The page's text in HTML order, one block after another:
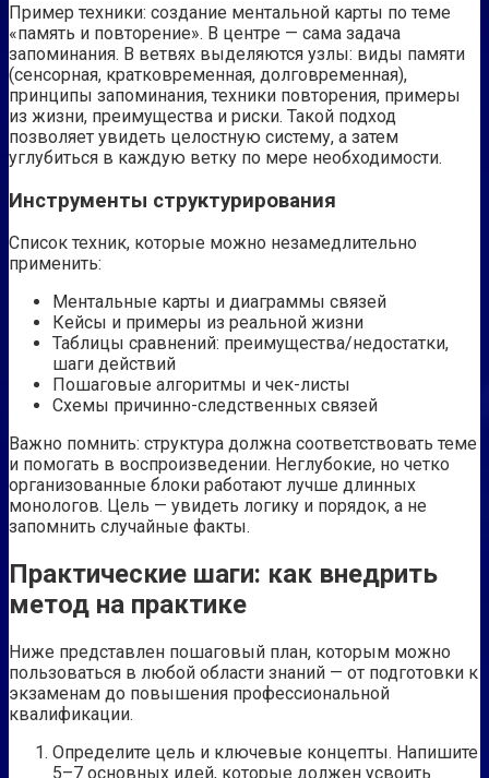
Пример техники: создание ментальной карты по теме
«память и повторение». В центре — сама задача
запоминания. В ветвях выделяются узлы: виды памяти
(сенсорная, кратковременная, долговременная),
принципы запоминания, техники повторения, примеры
из жизни, преимущества и риски. Такой подход
позволяет увидеть целостную систему, а затем
углубиться в каждую ветку по мере необходимости.
Инструменты структурирования
Список техник, которые можно незамедлительно
применить:
Ментальные карты и диаграммы связей
Кейсы и примеры из реальной жизни
Таблицы сравнений: преимущества/недостатки,
шаги действий
Пошаговые алгоритмы и чек-листы
Схемы причинно-следственных связей
Важно помнить: структура должна соответствовать теме
и помогать в воспроизведении. Неглубокие, но четко
организованные блоки работают лучше длинных
монологов. Цель — увидеть логику и порядок, а не
запомнить случайные факты.
Практические шаги: как внедрить
метод на практике
Ниже представлен пошаговый план, которым можно
пользоваться в любой области знаний — от подготовки к
экзаменам до повышения профессиональной
квалификации.
Определите цель и ключевые концепты. Напишите
5–7 основных идей, которые должен усвоить